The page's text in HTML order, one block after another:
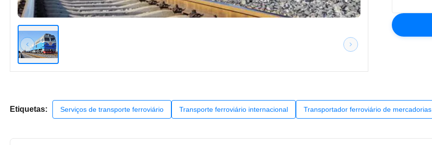
Etiquetas: Serviços de transporte ferroviário Transporte ferroviário internacional Transportador ferroviário de mercadorias